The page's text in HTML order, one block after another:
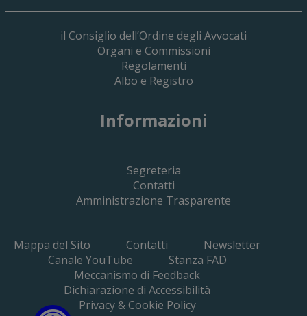
il Consiglio dell’Ordine degli Avvocati
Organi e Commissioni
Regolamenti
Albo e Registro
Informazioni
Segreteria
Contatti
Amministrazione Trasparente
Mappa del Sito Contatti
Newsletter
Canale YouTube
Stanza FAD
Meccanismo di Feedback
Dichiarazione di Accessibilità
Privacy & Cookie Policy